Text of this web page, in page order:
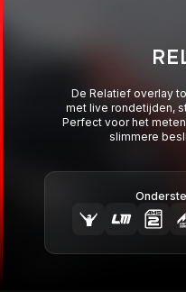
De Relatief overlay
met live rondetijden,
Perfect voor het
slimmere